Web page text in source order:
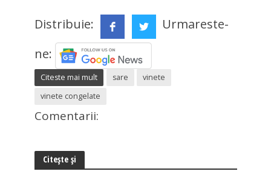
Distribuie:
Urmareste-
ne:
Citeste mai mult sare
vinete
vinete congelate
Comentarii:
Citește și